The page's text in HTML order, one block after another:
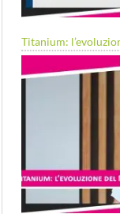
Titanium: